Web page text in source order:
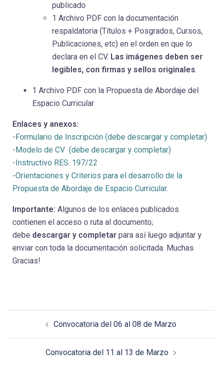
publicado
1 Archivo PDF con la documentación
respaldatoria (Títulos + Posgrados, Cursos,
Publicaciones, etc) en el orden en que lo
declara en el CV. Las imágenes deben ser
legibles, con firmas y sellos originales.
1 Archivo PDF con la Propuesta de Abordaje del
Espacio Curricular
Enlaces y anexos:
-Formulario de Inscripción (debe descargar y completar)
-Modelo de CV (debe descargar y completar)
-Instructivo RES. 197/22
-Orientaciones y Criterios para el desarrollo de la
Propuesta de Abordaje de Espacio Curricular.
Importante: Algunos de los enlaces publicados
contienen el acceso o ruta al documento;
debe descargar y completar para así luego adjuntar y
enviar con toda la documentación solicitada. Muchas
Gracias!
Convocatoria del 06 al 08 de Marzo
Convocatoria del 11 al 13 de Marzo